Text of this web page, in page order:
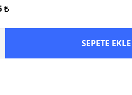
SEPETE EKLE